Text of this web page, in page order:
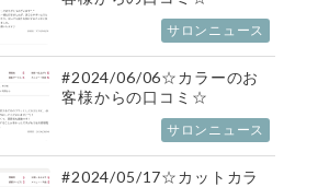
サロンニュース
#2024/06/06☆カラーのお
客様からの口コミ☆
サロンニュース
#2024/05/17☆カットカラ